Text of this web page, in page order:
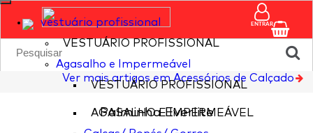
vestuário profissional
VESTUÁRIO PROFISSIONAL
Agasalho e Impermeável
VESTUÁRIO PROFISSIONAL
AGASALHO E IMPERMEÁVEL
ENTRAR
Ver mais artigos em Acessórios de Calçado
Palminha Everlite